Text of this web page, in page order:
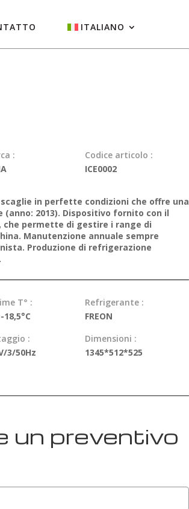
ITALIANO
:
Codice articolo :
ICE0002
in perfette condizioni che offre una
(anno: 2013). Dispositivo fornito con il
permette di gestire i range di
Manutenzione annuale sempre
Produzione di refrigerazione
T° :
18,5°C
Refrigerante :
FREON
:
3/50Hz
Dimensioni :
1345*512*525
un preventivo